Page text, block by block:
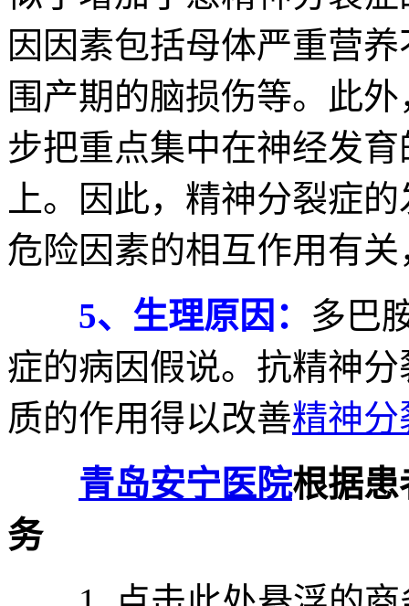
因因素包括母体严重营
围产期的脑损伤等。此
步把重点集中在神经发
上。因此，精神分裂症
危险因素的相互作用有
5、生理原因： 多巴
症的病因假说。抗精神
质的作用得以改善精神
青岛安宁医院根据患
务